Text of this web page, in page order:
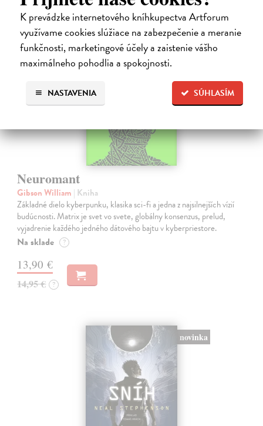
K prevádzke internetového kníhkupectva Artforum
využívame cookies slúžiace na zabezpečenie a meranie
funkčnosti, marketingové účely a zaistenie vášho
maximálneho pohodlia a spokojnosti.
SÚHLASÍM
NASTAVENIA
na sklade
Neuromant
Gibson William | Kniha
Základné dielo kyberpunku, klasika sci-fi a jedna z najsilnejších vízií
budúcnosti. Matrix je svet vo svete, globálny konsenzus, prelud,
vyjadrenie každého jedného dátového bajtu v kyberpriestore.
Na sklade ?
13,90 €
14,95 € ?
novinka